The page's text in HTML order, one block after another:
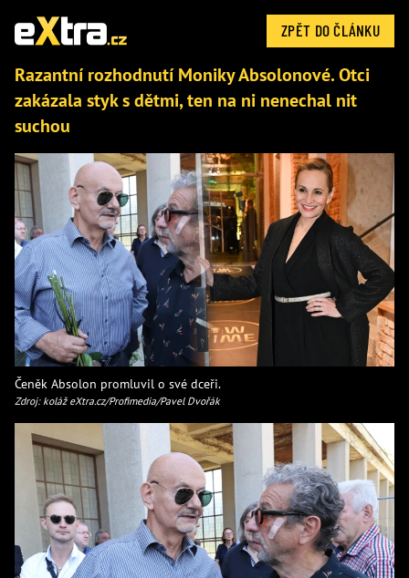
ZPĚT DO ČLÁNKU
Razantní rozhodnutí Moniky Absolonové. Otci
zakázala styk s dětmi, ten na ni nenechal nit
suchou
Čeněk Absolon promluvil o své dceři.
Zdroj: koláž eXtra.cz/Profimedia/Pavel Dvořák